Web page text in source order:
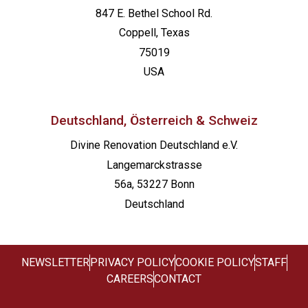
847 E. Bethel School Rd.
Coppell, Texas
75019
USA
Deutschland, Österreich & Schweiz
Divine Renovation Deutschland e.V.
Langemarckstrasse
56a, 53227 Bonn
Deutschland
NEWSLETTER PRIVACY POLICYCOOKIE POLICYSTAFF
CAREERSCONTACT